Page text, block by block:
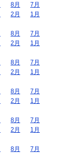
8月
7月
2月
1月
8月
7月
2月
1月
8月
7月
2月
1月
8月
7月
2月
1月
8月
7月
2月
1月
8月
7月